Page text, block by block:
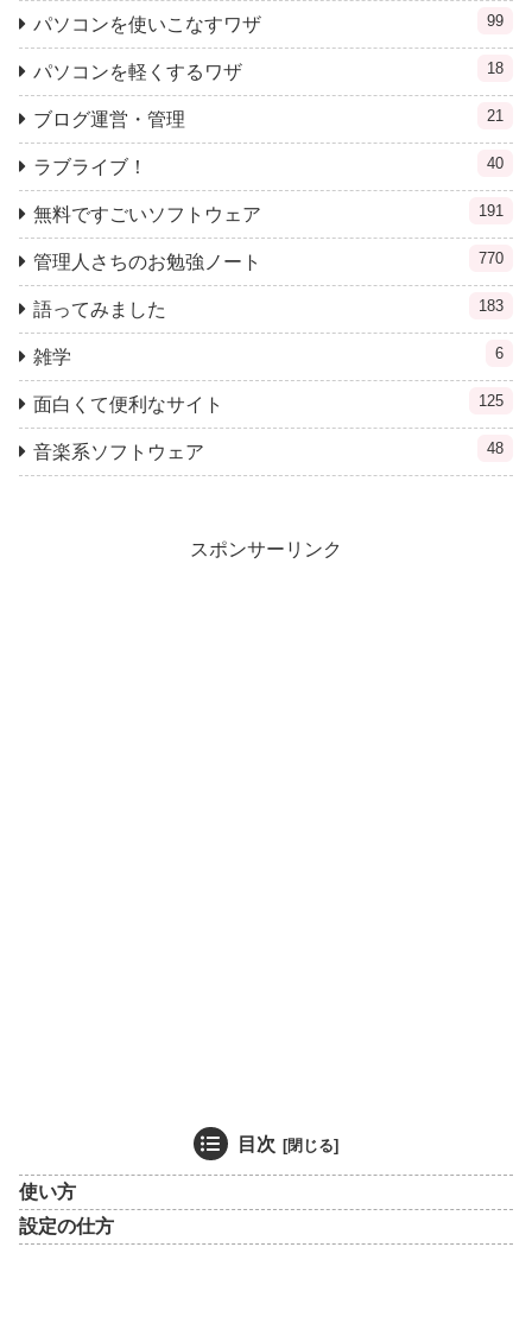
パソコンを使いこなすワザ 99
パソコンを軽くするワザ 18
ブログ運営・管理 21
ラブライブ！ 40
無料ですごいソフトウェア 191
管理人さちのお勉強ノート 770
語ってみました 183
雑学 6
面白くて便利なサイト 125
音楽系ソフトウェア 48
スポンサーリンク
目次
使い方
設定の仕方